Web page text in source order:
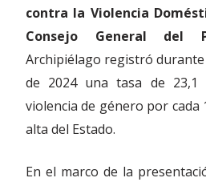
contra la Violencia
Consejo General del
Archipiélago registró
de 2024 una tasa de 23,1
violencia de género por cada
alta del Estado.
En el marco de la